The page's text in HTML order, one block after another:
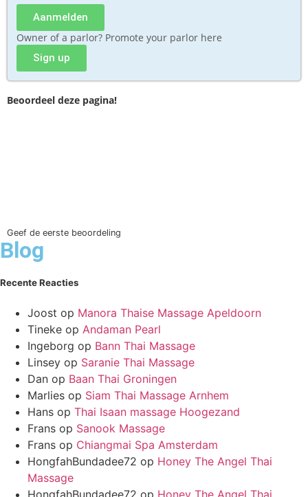
Aanmelden
Owner of a parlor? Promote your parlor here
Sign up
Beoordeel deze pagina!
Geef de eerste beoordeling
Blog
Recente Reacties
Joost op Manora Thaise Massage Apeldoorn
Tineke op Andaman Pearl
Ingeborg op Bann Thai Massage
Linsey op Saranie Thai Massage
Dan op Baan Thai Groningen
Marlies op Siam Thai Massage Arnhem
Hans op Thai Isaan massage Hoogezand
Frans op Sanook Massage
Frans op Chiangmai Spa Amsterdam
HongfahBundadee72 op Honey The Angel Thai
Massage